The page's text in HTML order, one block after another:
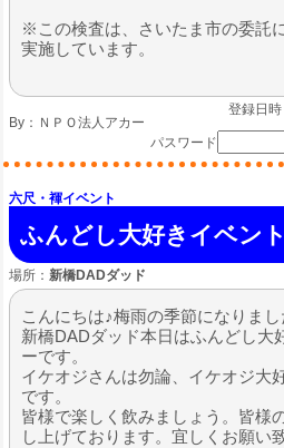
※この検査は、さいたま市の委託
実施しています。
登録日
By： ＮＰＯ法人アカー
パスワード
六尺・褌イベント
ふんどし大好きイベン
場所： 新橋DADダッド
こんにちは♪梅雨の季節になりまし
新橋DADダッド本日はふんどし大
ーです。
イケオジさんは勿論、イケオジ大
です。
皆様で楽しく飲みましょう。皆様
し上げております。宜しくお願い